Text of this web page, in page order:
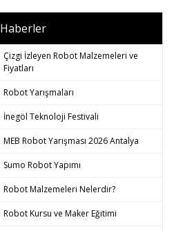
Haberler
Çizgi İzleyen Robot Malzemeleri ve
Fiyatları
Robot Yarışmaları
İnegöl Teknoloji Festivali
MEB Robot Yarışması 2026 Antalya
Sumo Robot Yapımı
Robot Malzemeleri Nelerdir?
Robot Kursu ve Maker Eğitimi